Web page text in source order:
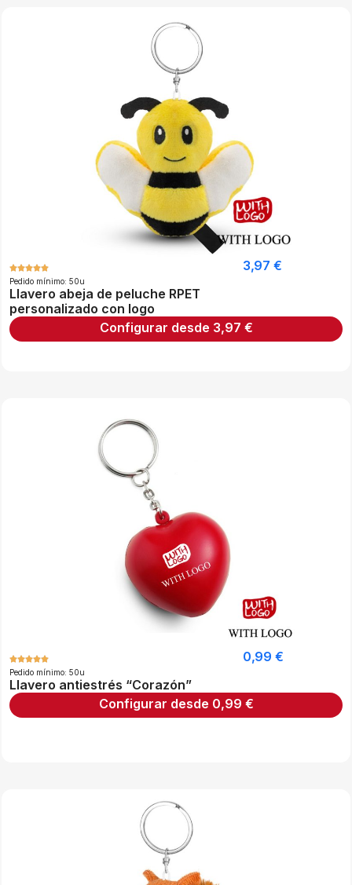
Pedido mínimo: 50u
Llavero abeja de peluche RPET
personalizado con logo
3,97 €
Configurar desde 3,97 €
Pedido mínimo: 50u
Llavero antiestrés “Corazón”
0,99 €
Configurar desde 0,99 €